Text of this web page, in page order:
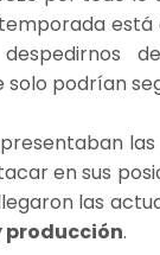
está
solo podrían
en sus
las
producción.